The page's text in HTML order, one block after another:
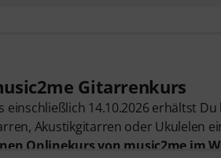
Gitarrenkurs
einschließlich 14.10.2026 erhältst Du
Akustikgitarren oder Ukulelen
Onlinekurs von music2me im